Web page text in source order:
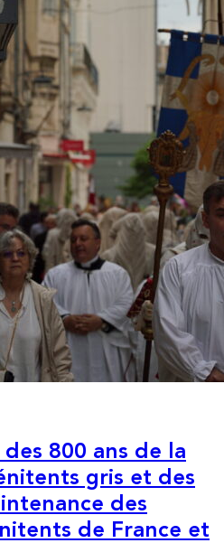
800 ans de la
gris et des
des
de France et